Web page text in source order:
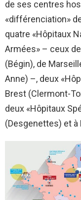
de ses centres
«différenciation»
quatre «Hôpitaux
Armées» – ceux
(Bégin), de
Anne) –, deux
Brest (Clermont-
deux «Hôpitaux
(Desgenettes) et à